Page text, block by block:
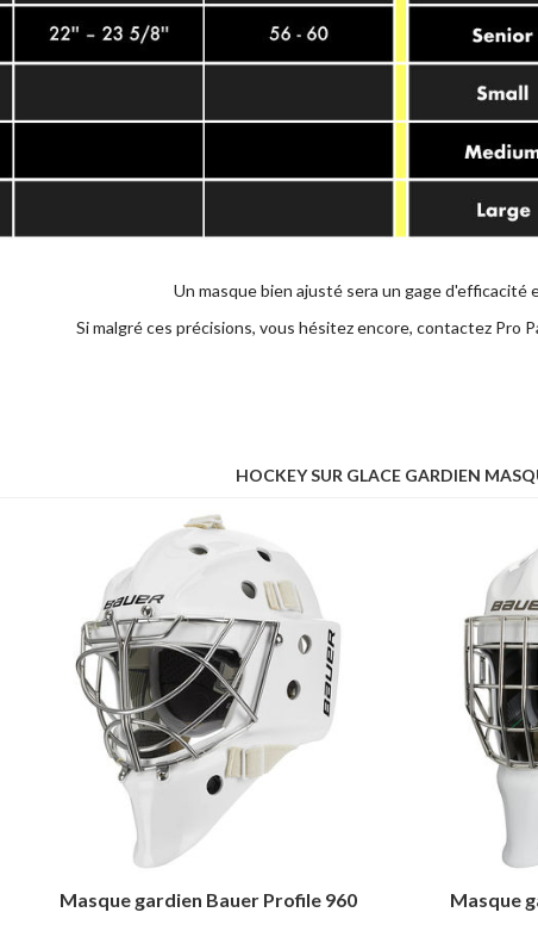
Un masque bien ajusté sera un gage d'efficacité
Si malgré ces précisions, vous hésitez encore, contactez Pro
HOCKEY SUR GLACE GARDIEN
Masque gardien Bauer Profile 960
Masque